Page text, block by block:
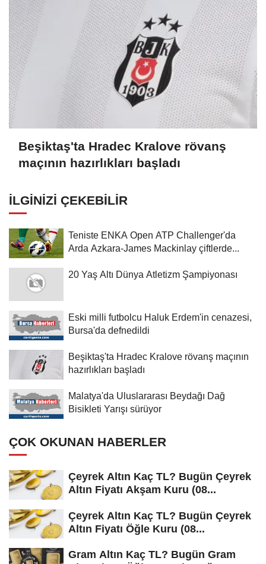
Beşiktaş'ta Hradec Kralove rövanş
maçının hazırlıkları başladı
İLGINIZI ÇEKEBILIR
Teniste ENKA Open ATP Challenger'da
Arda Azkara-James Mackinlay çiftlerde...
20 Yaş Altı Dünya Atletizm Şampiyonası
Eski milli futbolcu Haluk Erdem'in cenazesi,
Bursa'da defnedildi
Beşiktaş'ta Hradec Kralove rövanş maçının
hazırlıkları başladı
Malatya'da Uluslararası Beydağı Dağ
Bisikleti Yarışı sürüyor
ÇOK OKUNAN HABERLER
Çeyrek Altın Kaç TL? Bugün Çeyrek
Altın Fiyatı Akşam Kuru (08...
Çeyrek Altın Kaç TL? Bugün Çeyrek
Altın Fiyatı Öğle Kuru (08...
Gram Altın Kaç TL? Bugün Gram